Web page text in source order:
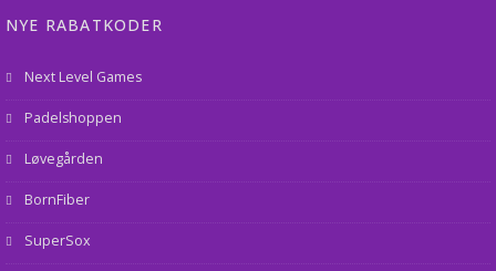
NYE RABATKODER
Next Level Games
Padelshoppen
Løvegården
BornFiber
SuperSox